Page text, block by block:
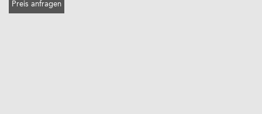
Preis anfragen